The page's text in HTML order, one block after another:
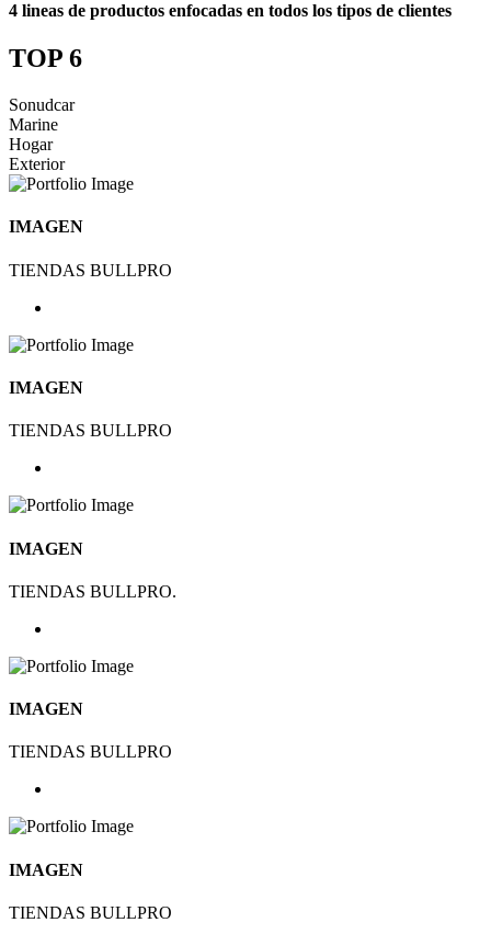
4 lineas de productos enfocadas en todos los tipos de clientes
TOP 6
Sonudcar
Marine
Hogar
Exterior
IMAGEN
TIENDAS BULLPRO
IMAGEN
TIENDAS BULLPRO
IMAGEN
TIENDAS BULLPRO.
IMAGEN
TIENDAS BULLPRO
IMAGEN
TIENDAS BULLPRO